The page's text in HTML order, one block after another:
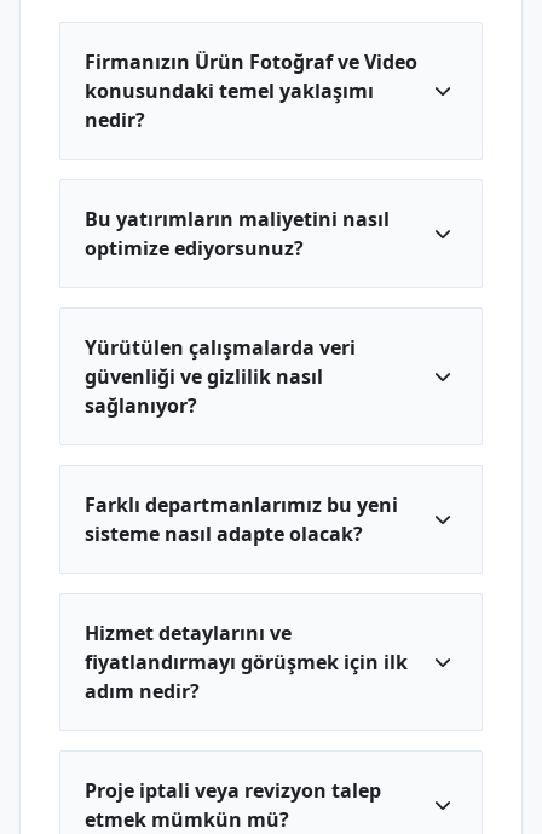
Firmanızın Ürün Fotoğraf ve Video
konusundaki temel yaklaşımı
nedir?
Bu yatırımların maliyetini nasıl
optimize ediyorsunuz?
Yürütülen çalışmalarda veri
güvenliği ve gizlilik nasıl
sağlanıyor?
Farklı departmanlarımız bu yeni
sisteme nasıl adapte olacak?
Hizmet detaylarını ve
fiyatlandırmayı görüşmek için ilk
adım nedir?
Proje iptali veya revizyon talep
etmek mümkün mü?